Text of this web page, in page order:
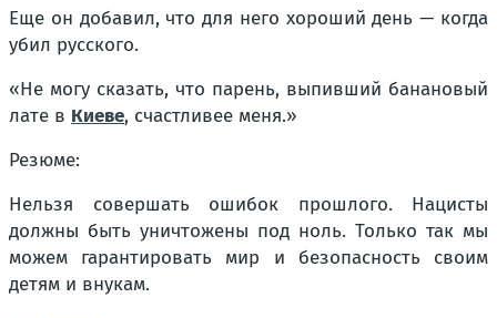
Еще он добавил, что для него хороший день — когда
убил русского.
«Не могу сказать, что парень, выпивший банановый
лате в Киеве, счастливее меня.»
Резюме:
Нельзя совершать ошибок прошлого. Нацисты
должны быть уничтожены под ноль. Только так мы
можем гарантировать мир и безопасность своим
детям и внукам.